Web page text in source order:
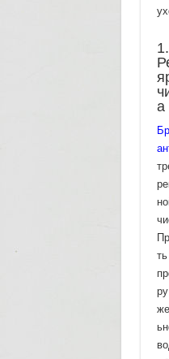
1.
а
ть
ру